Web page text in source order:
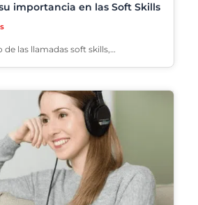
importancia en las Soft Skills
de las llamadas soft skills,…